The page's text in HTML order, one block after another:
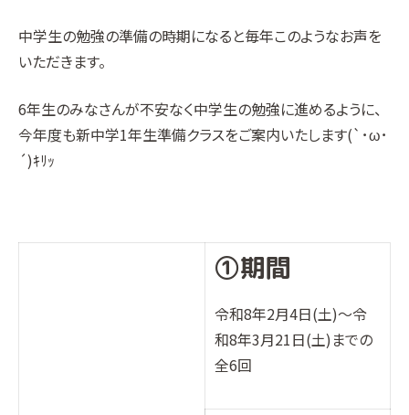
中学生の勉強の準備の時期になると毎年このようなお声を
いただきます。
6年生のみなさんが不安なく中学生の勉強に進めるように、
今年度も新中学1年生準備クラスをご案内いたします(`･ω･
´)ｷﾘｯ
①期間
令和8年2月4日(土)～令
和8年3月21日(土)までの
全6回